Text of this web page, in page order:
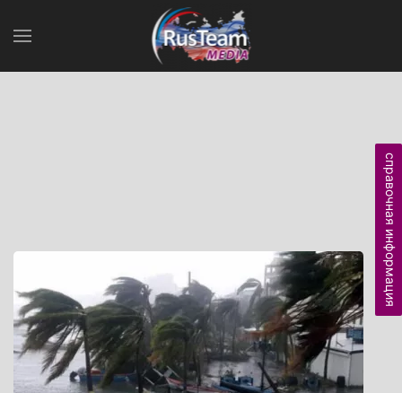
справочная информация